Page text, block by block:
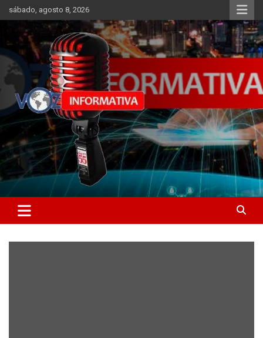
Skip
to
content
sábado, agosto 8, 2026
ncstv.info
Libertad informativa